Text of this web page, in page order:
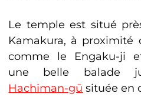
Le temple est situé
Kamakura, à proximité
comme le Engaku-ji
une belle balade
Hachiman-gū située en